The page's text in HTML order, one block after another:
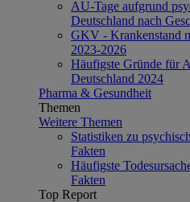
AU-Tage aufgrund
Deutschland nach
GKV - Krankenstand
2023-2026
Häufigste Gründe für
Deutschland 2024
Pharma & Gesundheit
Themen
Weitere Themen
Statistiken zu
Fakten
Häufigste
Fakten
Top Report